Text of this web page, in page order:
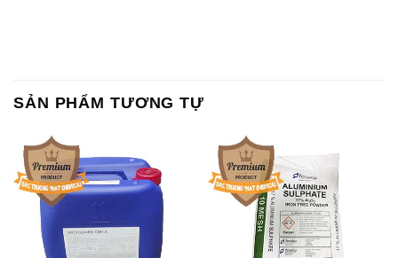
SẢN PHẨM TƯƠNG TỰ